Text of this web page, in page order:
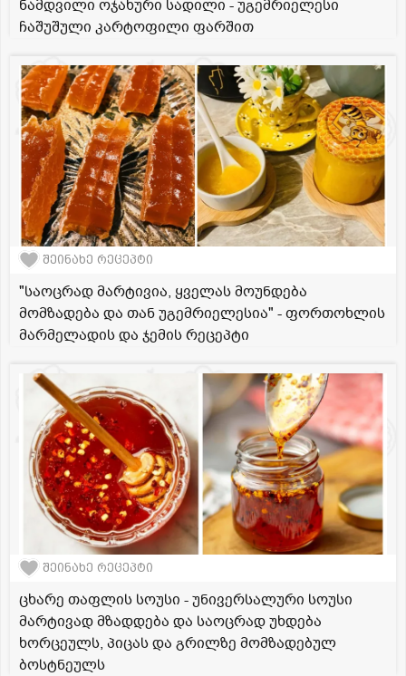
ნამდვილი ოჯახური სადილი - უგემრიელესი
ჩაშუშული კარტოფილი ფარშით
შეინახე რეცეპტი
"საოცრად მარტივია, ყველას მოუნდება
მომზადება და თან უგემრიელესია" - ფორთოხლის
მარმელადის და ჯემის რეცეპტი
შეინახე რეცეპტი
ცხარე თაფლის სოუსი - უნივერსალური სოუსი
მარტივად მზადდება და საოცრად უხდება
ხორცეულს, პიცას და გრილზე მომზადებულ
ბოსტნეულს